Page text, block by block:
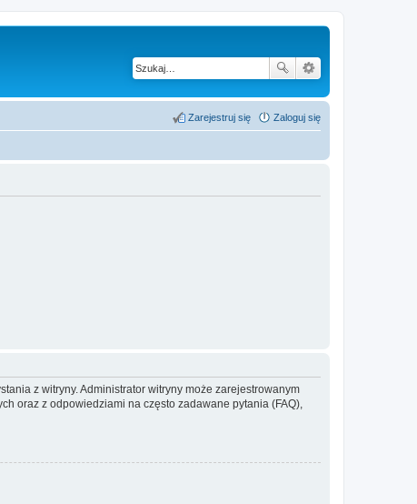
Zaloguj się
Zarejestruj się
z witryny. Administrator witryny może zarejestrowanym
oraz z odpowiedziami na często zadawane pytania (FAQ),